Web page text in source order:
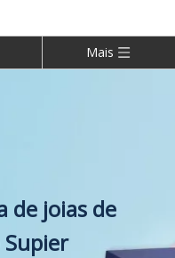
Mais
de joias de